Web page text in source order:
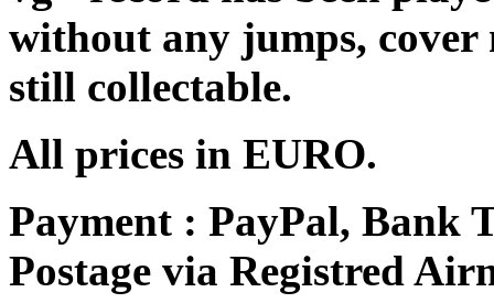
without any jumps, cover
still collectable.
All prices in EURO.
Payment : PayPal, Bank
Postage via Registred